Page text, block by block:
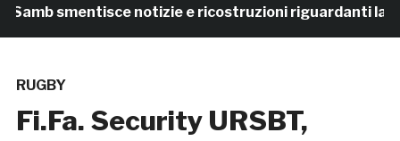
smentisce notizie e ricostruzioni riguardanti la
RUGBY
Fi.Fa. Security URSBT,